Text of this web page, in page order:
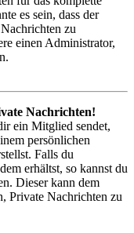
es sein, dass der
zu
einen Administrator,
Nachrichten!
ein Mitglied sendet,
persönlichen
Falls du
erhältst, so kannst du
Dieser kann dem
Private Nachrichten zu